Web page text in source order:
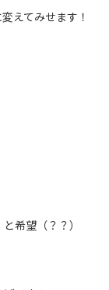
えてみせます！
希望（？？）